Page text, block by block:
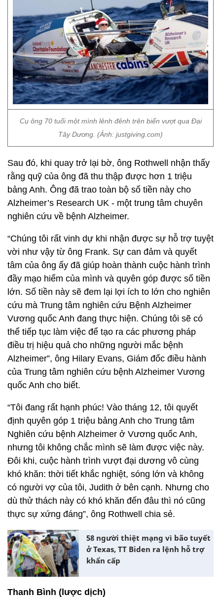
Cụ ông 70 tuổi một mình lênh đênh trên biển vượt qua Đại
Tây Dương. (Ảnh: justgiving.com)
Sau đó, khi quay trở lại bờ, ông Rothwell nhận thấy
rằng quỹ của ông đã thu thập được hơn 1 triệu
bảng Anh. Ông đã trao toàn bộ số tiền này cho
Alzheimer’s Research UK - một trung tâm chuyên
nghiên cứu về bệnh Alzheimer.
“Chúng tôi rất vinh dự khi nhận được sự hỗ trợ tuyệt
vời như vậy từ ông Frank. Sự can đảm và quyết
tâm của ông ấy đã giúp hoàn thành cuộc hành trình
đầy mạo hiểm của mình và quyên góp được số tiền
lớn. Số tiền này sẽ đem lại lợi ích to lớn cho nghiên
cứu mà Trung tâm nghiên cứu Bệnh Alzheimer
Vương quốc Anh đang thực hiện. Chúng tôi sẽ có
thể tiếp tục làm việc để tạo ra các phương pháp
điều trị hiệu quả cho những người mắc bệnh
Alzheimer”, ông Hilary Evans, Giám đốc điều hành
của Trung tâm nghiên cứu bệnh Alzheimer Vương
quốc Anh cho biết.
“Tôi đang rất hạnh phúc! Vào tháng 12, tôi quyết
định quyên góp 1 triệu bảng Anh cho Trung tâm
Nghiên cứu bệnh Alzheimer ở ​​Vương quốc Anh,
nhưng tôi không chắc mình sẽ làm được việc này.
Đôi khi, cuộc hành trình vượt đại dương vô cùng
khó khăn: thời tiết khắc nghiệt, sóng lớn và không
có người vợ của tôi, Judith ở bên cạnh. Nhưng cho
dù thử thách này có khó khăn đến đâu thì nó cũng
thực sự xứng đáng”, ông Rothwell chia sẻ.
58 người thiệt mạng vì bão tuyết
ở Texas, TT Biden ra lệnh hỗ trợ
khẩn cấp
Thanh Bình (lược dịch)